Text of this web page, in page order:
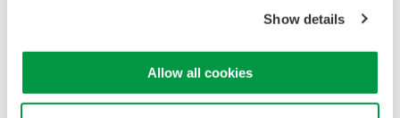
Show details
Allow all cookies
お気軽にお問い合わせ・ご相談ください。